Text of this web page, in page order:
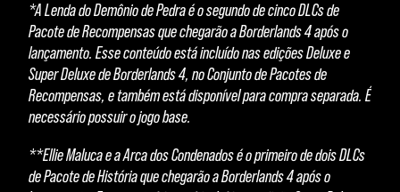
servi
dore
s do
Goog
le.
*A Lenda do Demônio de Pedra é o segundo de cinco DLCs de
Pacote de Recompensas que chegarão a Borderlands 4 após o
lançamento. Esse conteúdo está incluído nas edições Deluxe e
Super Deluxe de Borderlands 4, no Conjunto de Pacotes de
Recompensas, e também está disponível para compra separada. É
necessário possuir o jogo base.
**Ellie Maluca e a Arca dos Condenados é o primeiro de dois DLCs
de Pacote de História que chegarão a Borderlands 4 após o